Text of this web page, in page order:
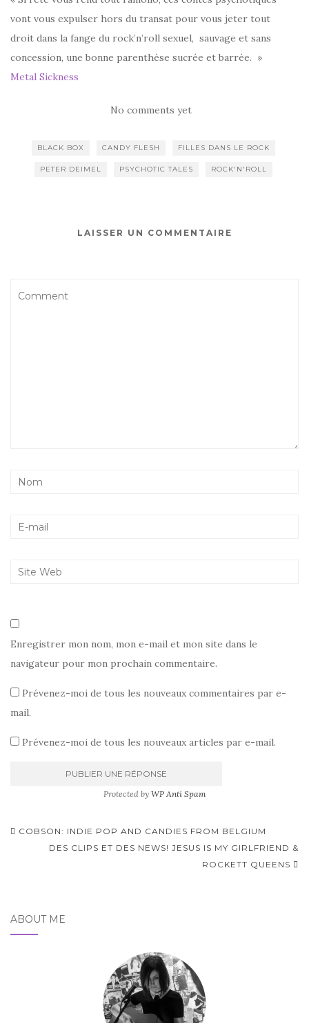
vont vous expulser hors du transat pour vous jeter tout
droit dans la fange du rock’n’roll sexuel, sauvage et sans
concession, une bonne parenthèse sucrée et barrée. »
Metal Sickness
No comments yet
BLACK BOX CANDY FLESH FILLES DANS LE ROCK
PETER DEIMEL PSYCHOTIC TALES ROCK'N'ROLL
LAISSER UN COMMENTAIRE
Enregistrer mon nom, mon e-mail et mon site dans le
navigateur pour mon prochain commentaire.
Prévenez-moi de tous les nouveaux commentaires par e-
mail.
Prévenez-moi de tous les nouveaux articles par e-mail.
Protected by WP Anti Spam
Pagination
d'article
COBSON: INDIE POP AND CANDIES FROM BELGIUM
DES CLIPS ET DES NEWS! JESUS IS MY GIRLFRIEND &
ROCKETT QUEENS
ABOUT ME